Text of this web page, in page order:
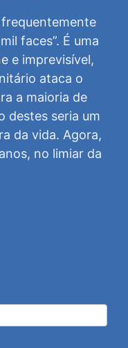
faces”. É uma
e imprevisível,
ataca o
a maioria de
destes seria um
da vida. Agora,
no limiar da